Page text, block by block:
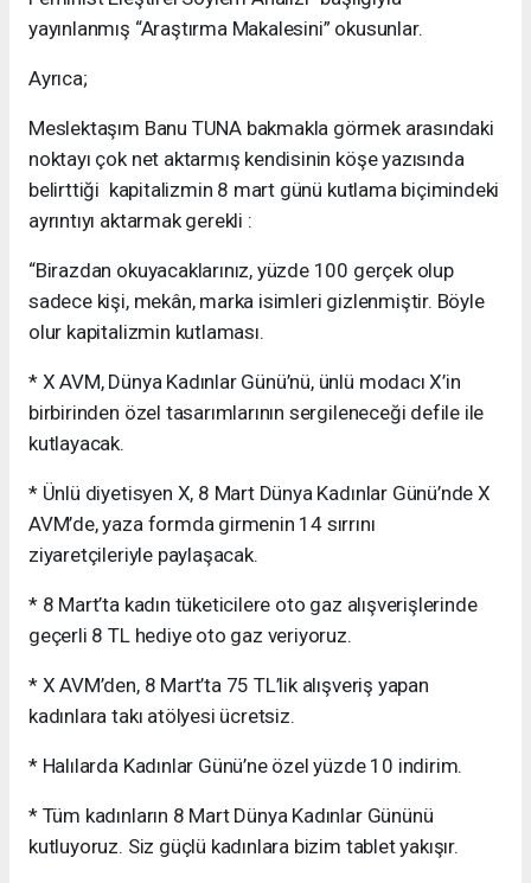
yayınlanmış “Araştırma Makalesini” okusunlar.
Ayrıca;
Meslektaşım Banu TUNA bakmakla görmek arasındaki
noktayı çok net aktarmış kendisinin köşe yazısında
belirttiği kapitalizmin 8 mart günü kutlama biçimindeki
ayrıntıyı aktarmak gerekli :
“Birazdan okuyacaklarınız, yüzde 100 gerçek olup
sadece kişi, mekân, marka isimleri gizlenmiştir. Böyle
olur kapitalizmin kutlaması.
* X AVM, Dünya Kadınlar Günü’nü, ünlü modacı X’in
birbirinden özel tasarımlarının sergileneceği defile ile
kutlayacak.
* Ünlü diyetisyen X, 8 Mart Dünya Kadınlar Günü’nde X
AVM’de, yaza formda girmenin 14 sırrını
ziyaretçileriyle paylaşacak.
* 8 Mart’ta kadın tüketicilere oto gaz alışverişlerinde
geçerli 8 TL hediye oto gaz veriyoruz.
* X AVM’den, 8 Mart’ta 75 TL’lik alışveriş yapan
kadınlara takı atölyesi ücretsiz.
* Halılarda Kadınlar Günü’ne özel yüzde 10 indirim.
* Tüm kadınların 8 Mart Dünya Kadınlar Gününü
kutluyoruz. Siz güçlü kadınlara bizim tablet yakışır.